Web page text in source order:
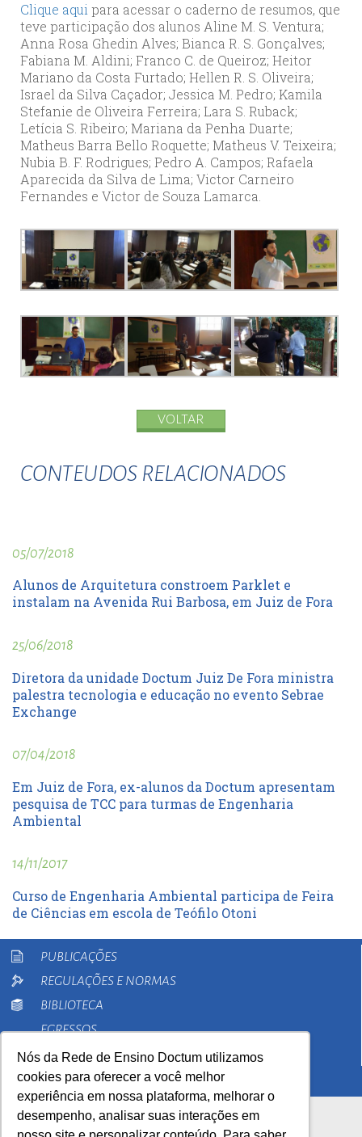
Nós da Rede de Ensino Doctum utilizamos
cookies para oferecer a você melhor
experiência em nossa plataforma, melhorar o
desempenho, analisar suas interações em
Clique aquipara acessar o caderno de resumos, que
teve participação dos alunos Aline M. S. Ventura;
Anna Rosa Ghedin Alves; Bianca R. S. Gonçalves;
Fabiana M. Aldini; Franco C. de Queiroz; Heitor
Mariano da Costa Furtado; Hellen R. S. Oliveira;
Israel da Silva Caçador; Jessica M. Pedro; Kamila
Stefanie de Oliveira Ferreira; Lara S. Ruback;
Letícia S. Ribeiro; Mariana da Penha Duarte;
Matheus Barra Bello Roquette; Matheus V. Teixeira;
Nubia B. F. Rodrigues; Pedro A. Campos; Rafaela
Aparecida da Silva de Lima; Victor Carneiro
Fernandes e Victor de Souza Lamarca.
VOLTAR
CONTEUDOS RELACIONADOS
05/07/2018
Alunos de Arquitetura constroem Parklet e
instalam na Avenida Rui Barbosa, em Juiz de Fora
25/06/2018
Diretora da unidade Doctum Juiz De Fora ministra
palestra tecnologia e educação no evento Sebrae
Exchange
07/04/2018
Em Juiz de Fora, ex-alunos da Doctum apresentam
pesquisa de TCC para turmas de Engenharia
Ambiental
14/11/2017
Curso de Engenharia Ambiental participa de Feira
de Ciências em escola de Teófilo Otoni
PUBLICAÇÕES
REGULAÇÕES E NORMAS
BIBLIOTECA
EGRESSOS
PESQUISA
EXTENSÃO